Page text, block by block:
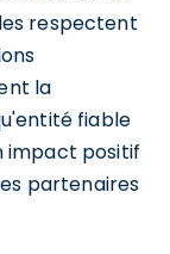
respectent
la
fiable
impact positif
partenaires